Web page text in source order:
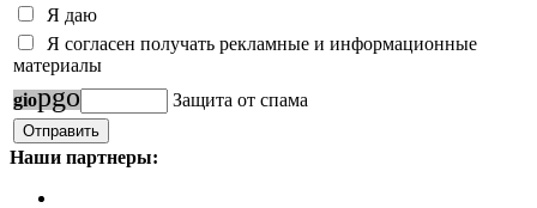
Я даю
Я согласен получать рекламные и информационные
материалы
giopgo Защита от спама
Наши партнеры: